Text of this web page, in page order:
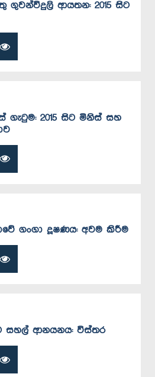
ගුවන්විදුලි ආයතන: 2015 සිට
ගැටුම: 2015 සිට මිනිස් සහ
ගංගා දූෂණය: අවම කිරීම
සිට සහල් ආනයනය: විස්තර